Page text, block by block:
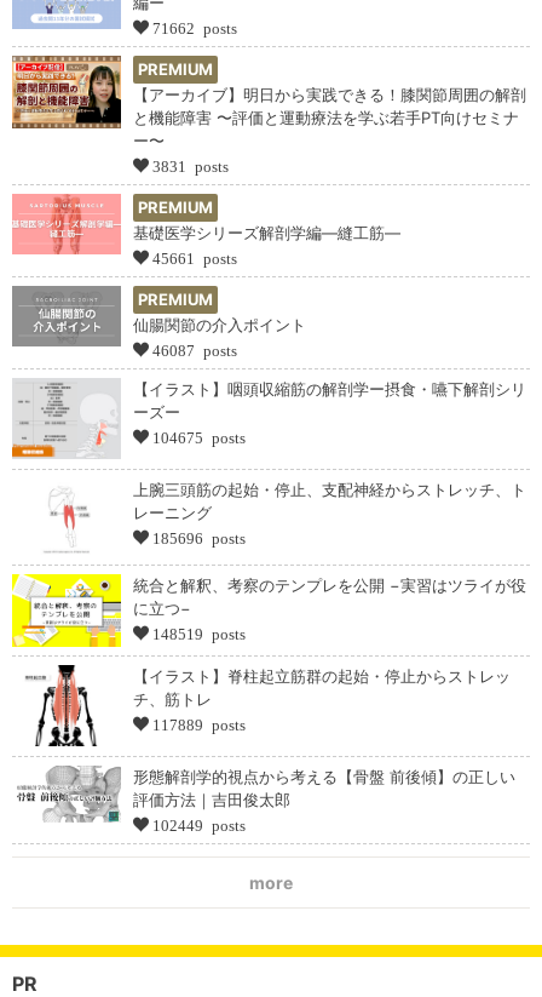
71662 posts
PREMIUM
【アーカイブ】明日から実践できる！膝関節周囲の解剖
と機能障害 〜評価と運動療法を学ぶ若手PT向けセミナ
ー〜
3831 posts
PREMIUM
基礎医学シリーズ解剖学編―縫工筋―
45661 posts
PREMIUM
仙腸関節の介入ポイント
46087 posts
【イラスト】咽頭収縮筋の解剖学ー摂食・嚥下解剖シリ
ーズー
104675 posts
上腕三頭筋の起始・停止、支配神経からストレッチ、ト
レーニング
185696 posts
統合と解釈、考察のテンプレを公開 −実習はツライが役
に立つ−
148519 posts
【イラスト】脊柱起立筋群の起始・停止からストレッ
チ、筋トレ
117889 posts
形態解剖学的視点から考える【骨盤 前後傾】の正しい
評価方法｜吉田俊太郎
102449 posts
more
PR